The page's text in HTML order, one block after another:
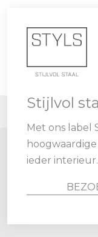
Stijlvol
Met ons label
ieder interieur.